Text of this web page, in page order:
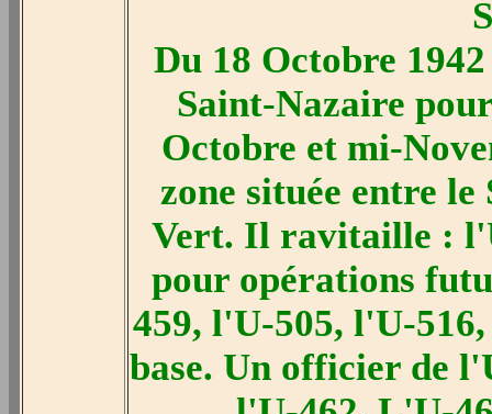
Du 18 Octobre
Saint-Nazaire
Octobre et mi-
zone située entre le
Vert. Il ravitaille :
pour opérations
459, l'U-505, l'U-
base. Un officier de